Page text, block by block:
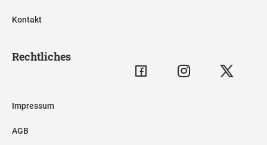
Kontakt
Rechtliches
Impressum
AGB